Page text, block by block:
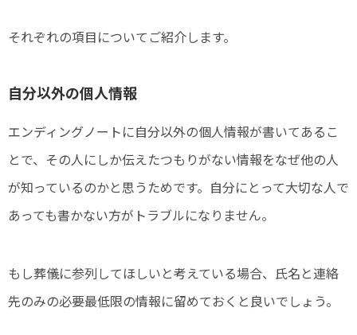
それぞれの項目についてご紹介します。
自分以外の個人情報
エンディングノートに自分以外の個人情報が書いてあるこ
とで、その人にしか伝えたつもりがない情報をなぜ他の人
が知っているのかと思うためです。自分にとって大切な人で
あっても書かない方がトラブルになりません。
もし葬儀に参列してほしいと考えている場合、氏名と連絡
先のみの必要最低限の情報に留めておくと良いでしょう。